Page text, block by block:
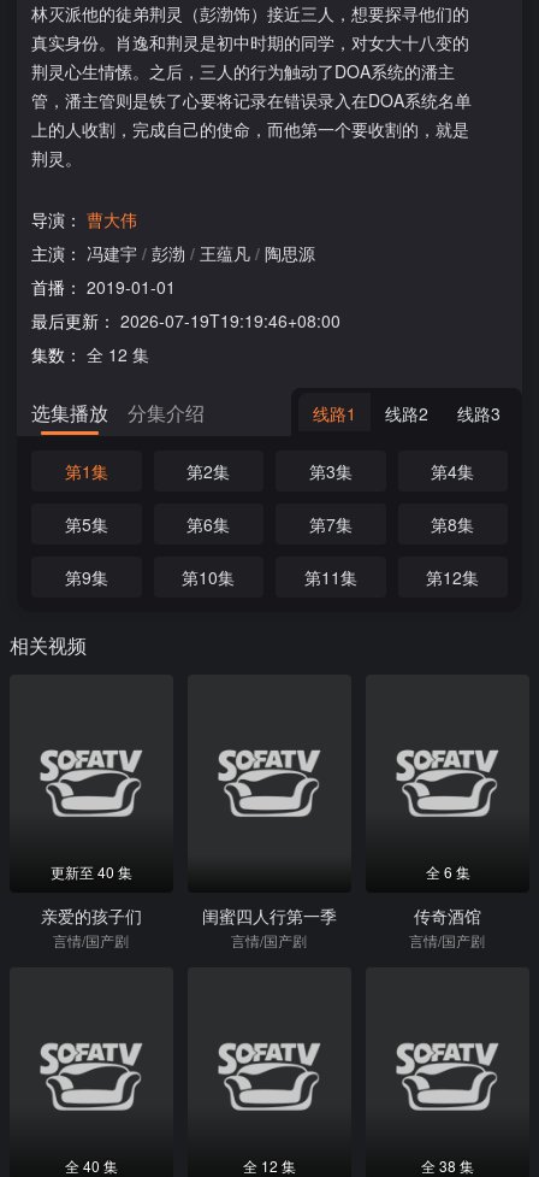
林灭派他的徒弟荆灵（彭渤饰）接近三人，想要探寻他们的
真实身份。肖逸和荆灵是初中时期的同学，对女大十八变的
荆灵心生情愫。之后，三人的行为触动了DOA系统的潘主
管，潘主管则是铁了心要将记录在错误录入在DOA系统名单
上的人收割，完成自己的使命，而他第一个要收割的，就是
荆灵。
导演： 曹大伟
主演： 冯建宇 / 彭渤 / 王蕴凡 / 陶思源
首播： 2019-01-01
最后更新： 2026-07-19T19:19:46+08:00
集数： 全 12 集
选集播放 分集介绍 线路1 线路2 线路3
第1集 第2集 第3集 第4集
第5集 第6集 第7集 第8集
第9集 第10集 第11集 第12集
相关视频
更新至 40 集
亲爱的孩子们
言情/国产剧
闺蜜四人行第一季
言情/国产剧
全 6 集
传奇酒馆
言情/国产剧
全 40 集 全 12 集 全 38 集